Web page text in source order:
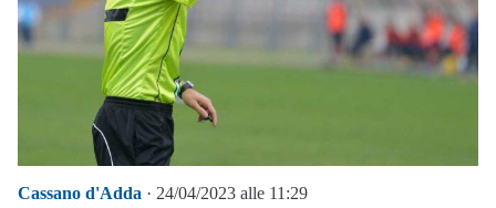
Cassano d'Adda · 24/04/2023 alle 11:29